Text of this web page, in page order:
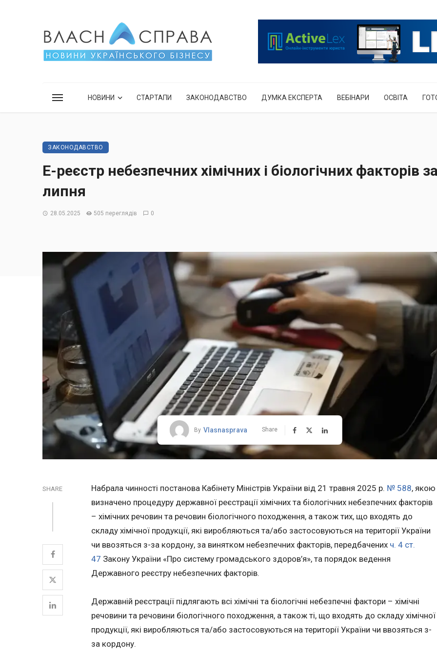
НОВИНИ СТАРТАПИ ЗАКОНОДАВСТВО ДУМКА ЕКСПЕРТА ВЕБІНАРИ ОСВІТА
ЗАКОНОДАВСТВО
Е-реєстр небезпечних хімічних і біологічних факторів
липня
28.05.2025 505 переглядів 0
By Vlasnasprava Share
SHARE Набрала чинності постанова Кабінету Міністрів України від 21 травня 2025 р. № 588, якою
визначено процедуру державної реєстрації хімічних та біологічних небезпечних факторів
– хімічних речовин та речовин біологічного походження, а також тих, що входять до
складу хімічної продукції, які виробляються та/або застосовуються на території України
чи ввозяться з-за кордону, за винятком небезпечних факторів, передбачених ч. 4 ст.
47 Закону України «Про систему громадського здоров’я», та порядок ведення
Державного реєстру небезпечних факторів.
Державній реєстрації підлягають всі хімічні та біологічні небезпечні фактори – хімічні
речовини та речовини біологічного походження, а також ті, що входять до складу хімічної
продукції, які виробляються та/або застосовуються на території України чи ввозяться з-
за кордону.